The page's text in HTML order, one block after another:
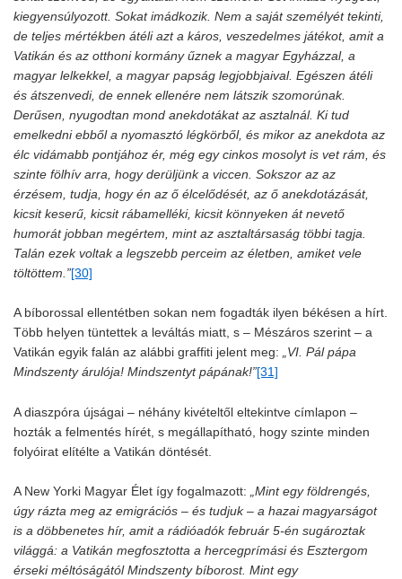
kiegyensúlyozott. Sokat imádkozik. Nem a saját személyét tekinti,
de teljes mértékben átéli azt a káros, veszedelmes játékot, amit a
Vatikán és az otthoni kormány űznek a magyar Egyházzal, a
magyar lelkekkel, a magyar papság legjobbjaival. Egészen átéli
és átszenvedi, de ennek ellenére nem látszik szomorúnak.
Derűsen, nyugodtan mond anekdotákat az asztalnál. Ki tud
emelkedni ebből a nyomasztó légkörből, és mikor az anekdota az
élc vidámabb pontjához ér, még egy cinkos mosolyt is vet rám, és
szinte fölhív arra, hogy derüljünk a viccen. Sokszor az az
érzésem, tudja, hogy én az ő élcelődését, az ő anekdotázását,
kicsit keserű, kicsit rábamelléki, kicsit könnyeken át nevető
humorát jobban megértem, mint az asztaltársaság többi tagja.
Talán ezek voltak a legszebb perceim az életben, amiket vele
töltöttem.”[30]
A bíborossal ellentétben sokan nem fogadták ilyen békésen a hírt.
Több helyen tüntettek a leváltás miatt, s – Mészáros szerint – a
Vatikán egyik falán az alábbi graffiti jelent meg: „VI. Pál pápa
Mindszenty árulója! Mindszentyt pápának!”[31]
A diaszpóra újságai – néhány kivételtől eltekintve címlapon –
hozták a felmentés hírét, s megállapítható, hogy szinte minden
folyóirat elítélte a Vatikán döntését.
A New Yorki Magyar Élet így fogalmazott:
„Mint egy földrengés,
úgy rázta meg az emigrációs – és tudjuk – a hazai magyarságot
is a döbbenetes hír, amit a rádióadók február 5-én sugároztak
világgá: a Vatikán megfosztotta a hercegprímási és Esztergom
érseki méltóságától Mindszenty bíborost. Mint egy